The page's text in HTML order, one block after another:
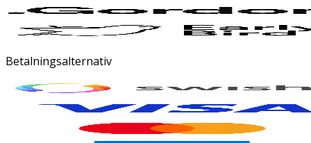
Betalningsalternativ